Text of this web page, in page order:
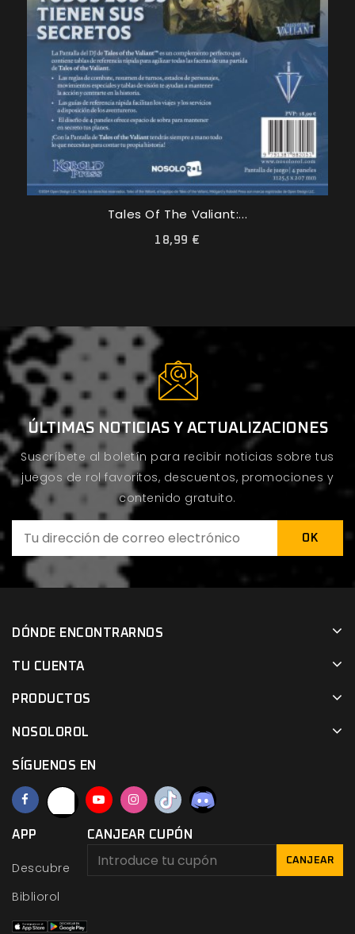
Tales Of The Valiant:...
18,99 €
ÚLTIMAS NOTICIAS Y ACTUALIZACIONES
Suscríbete al boletín para recibir noticias sobre tus
juegos de rol favoritos, descuentos, promociones y
contenido gratuito.
DÓNDE ENCONTRARNOS
TU CUENTA
PRODUCTOS
NOSOLOROL
SÍGUENOS EN
APP
Descubre
Bibliorol
CANJEAR CUPÓN
CANJEAR